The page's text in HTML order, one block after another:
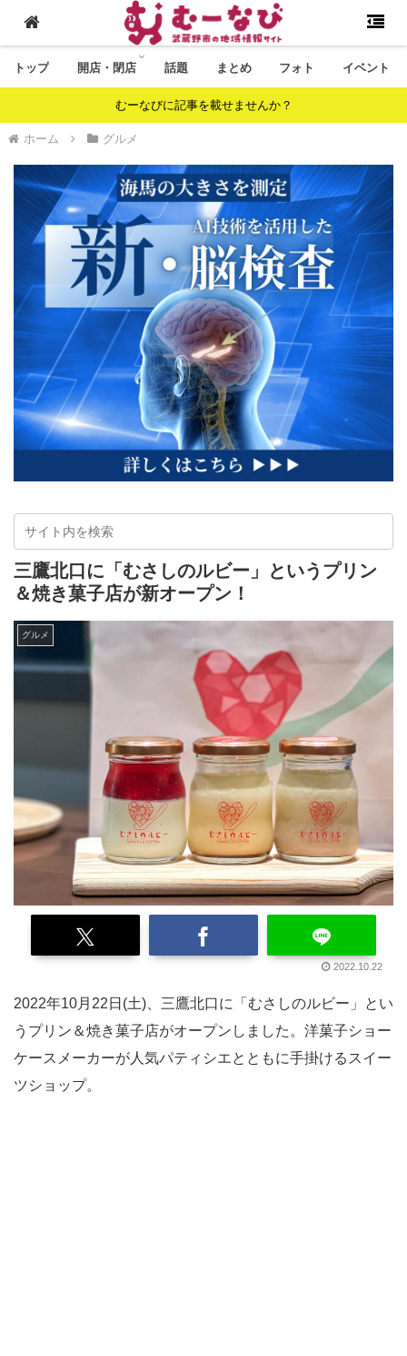
トップ 開店・閉店 話題 まとめ フォト イベント
むーなびに記事を載せませんか？
ホーム グルメ
三鷹北口に「むさしのルビー」というプリン
＆焼き菓子店が新オープン！
グルメ
2022.10.22
2022年10月22日(土)、三鷹北口に「むさしのルビー」とい
うプリン＆焼き菓子店がオープンしました。洋菓子ショー
ケースメーカーが人気パティシエとともに手掛けるスイー
ツショップ。